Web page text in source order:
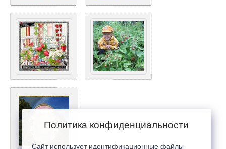
Политика конфиденциальности
Сайт использует идентификационные файлы